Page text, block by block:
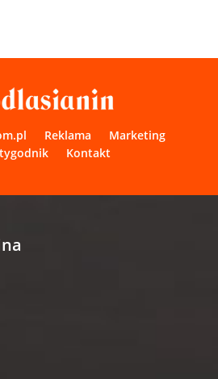
Reklama
Marketing
Kontakt